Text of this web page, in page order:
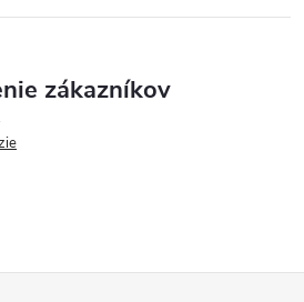
zákazníkov